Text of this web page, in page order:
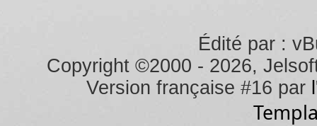
Édité par :
Copyright ©2000 - 2026,
Version française #16 par